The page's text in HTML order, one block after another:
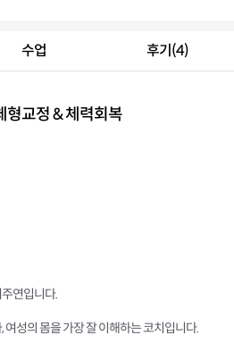
수업 후기(4)
형교정 & 체력회복
연입니다.
여성의 몸을 가장 잘 이해하는 코치입니다.